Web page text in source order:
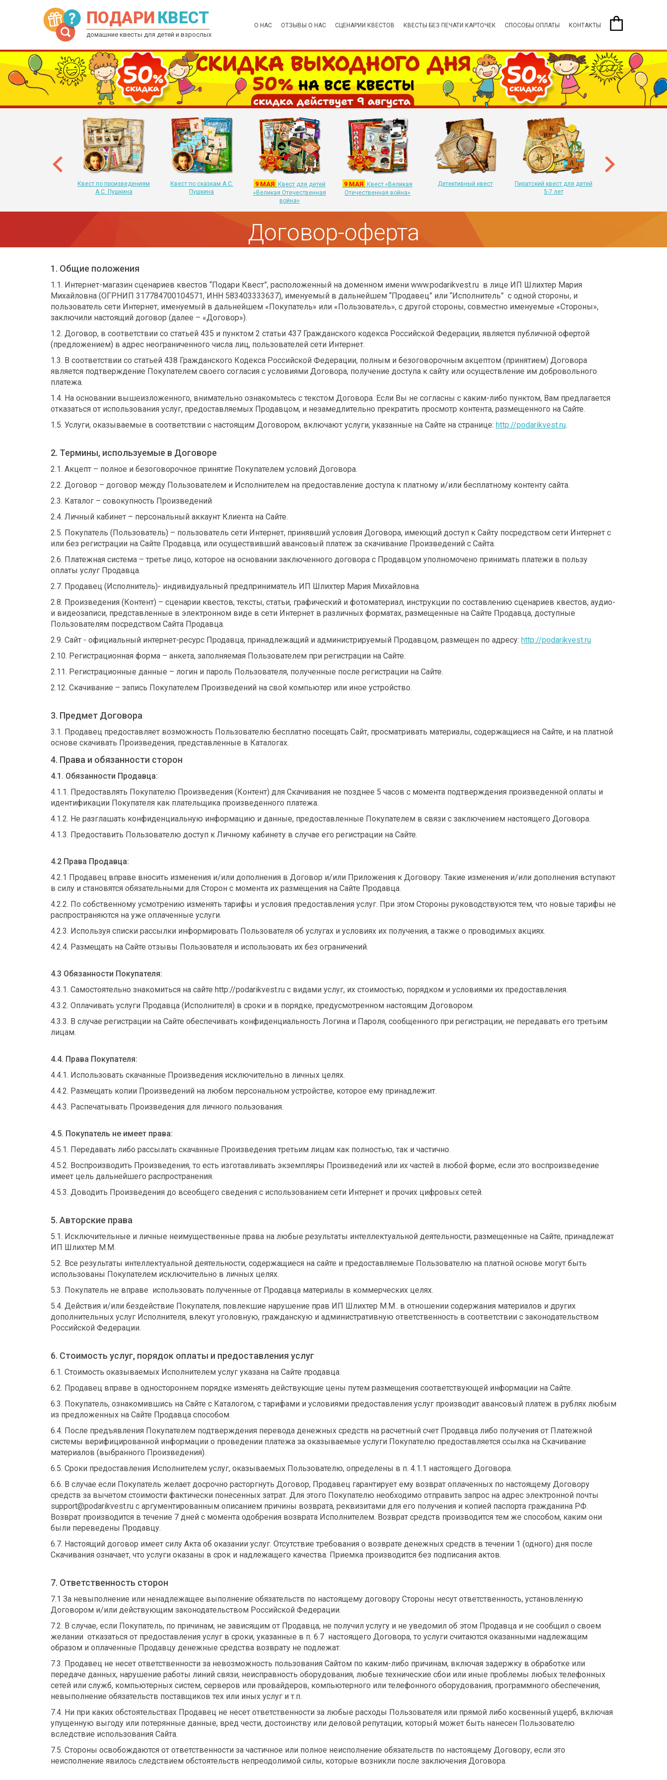
ПОДАРИ КВЕСТ
домашние квесты для детей и взрослых
О НАС ОТЗЫВЫ О НАС СЦЕНАРИИ КВЕСТОВ КВЕСТЫ БЕЗ ПЕЧАТИ КАРТОЧЕК СПОСОБЫ ОПЛАТЫ КОНТАКТЫ
Квест по произведениям
А.С. Пушкина
Квест по сказкам А.С.
Пушкина
9 МАЯ
Квест для детей
«Великая Отечественная
война»
9 МАЯ
Квест «Великая
Отечественная война»
Детективный квест
Пиратский квест для детей
5-7 лет
Договор-оферта
1. Общие положения
1.1. Интернет-магазин сценариев квестов “Подари Квест”, расположенный на доменном имени www.podarikvest.ru в лице ИП Шлихтер Мария
Михайловна (ОГРНИП 317784700104571, ИНН 583403333637), именуемый в дальнейшем “Продавец” или “Исполнитель” с одной стороны, и
пользователь сети Интернет, именуемый в дальнейшем «Покупатель» или «Пользователь», с другой стороны, совместно именуемые «Стороны»,
заключили настоящий договор (далее – «Договор»).
1.2. Договор, в соответствии со статьей 435 и пунктом 2 статьи 437 Гражданского кодекса Российской Федерации, является публичной офертой
(предложением) в адрес неограниченного числа лиц, пользователей сети Интернет.
1.3. В соответствии со статьей 438 Гражданского Кодекса Российской Федерации, полным и безоговорочным акцептом (принятием) Договора
является подтверждение Покупателем своего согласия с условиями Договора, получение доступа к сайту или осуществление им добровольного
платежа.
1.4. На основании вышеизложенного, внимательно ознакомьтесь с текстом Договора. Если Вы не согласны с каким-либо пунктом, Вам предлагается
отказаться от использования услуг, предоставляемых Продавцом, и незамедлительно прекратить просмотр контента, размещенного на Сайте.
1.5. Услуги, оказываемые в соответствии с настоящим Договором, включают услуги, указанные на Сайте на странице: http://podarikvest.ru.
2. Термины, используемые в Договоре
2.1. Акцепт – полное и безоговорочное принятие Покупателем условий Договора.
2.2. Договор – договор между Пользователем и Исполнителем на предоставление доступа к платному и/или бесплатному контенту сайта.
2.3. Каталог – совокупность Произведений
2.4. Личный кабинет – персональный аккаунт Клиента на Сайте.
2.5. Покупатель (Пользователь) – пользователь сети Интернет, принявший условия Договора, имеющий доступ к Сайту посредством сети Интернет с
или без регистрации на Сайте Продавца, или осуществивший авансовый платеж за скачивание Произведений с Сайта.
2.6. Платежная система – третье лицо, которое на основании заключенного договора с Продавцом уполномочено принимать платежи в пользу
оплаты услуг Продавца.
2.7. Продавец (Исполнитель)- индивидуальный предприниматель ИП Шлихтер Мария Михайловна.
2.8. Произведения (Контент) – сценарии квестов, тексты, статьи, графический и фотоматериал, инструкции по составлению сценариев квестов, аудио-
и видеозаписи, представленные в электронном виде в сети Интернет в различных форматах, размещенные на Сайте Продавца, доступные
Пользователям посредством Сайта Продавца.
2.9. Сайт - официальный интернет-ресурс Продавца, принадлежащий и администрируемый Продавцом, размещен по адресу: http://podarikvest.ru
2.10. Регистрационная форма – анкета, заполняемая Пользователем при регистрации на Сайте.
2.11. Регистрационные данные – логин и пароль Пользователя, полученные после регистрации на Сайте.
2.12. Скачивание – запись Покупателем Произведений на свой компьютер или иное устройство.
3. Предмет Договора
3.1. Продавец предоставляет возможность Пользователю бесплатно посещать Сайт, просматривать материалы, содержащиеся на Сайте, и на платной
основе скачивать Произведения, представленные в Каталогах.
4. Права и обязанности сторон
4.1. Обязанности Продавца:
4.1.1. Предоставлять Покупателю Произведения (Контент) для Скачивания не позднее 5 часов с момента подтверждения произведенной оплаты и
идентификации Покупателя как плательщика произведенного платежа.
4.1.2. Не разглашать конфиденциальную информацию и данные, предоставленные Покупателем в связи с заключением настоящего Договора.
4.1.3. Предоставить Пользователю доступ к Личному кабинету в случае его регистрации на Сайте.
4.2 Права Продавца:
4.2.1 Продавец вправе вносить изменения и/или дополнения в Договор и/или Приложения к Договору. Такие изменения и/или дополнения вступают
в силу и становятся обязательными для Сторон с момента их размещения на Сайте Продавца.
4.2.2. По собственному усмотрению изменять тарифы и условия предоставления услуг. При этом Стороны руководствуются тем, что новые тарифы не
распространяются на уже оплаченные услуги.
4.2.3. Используя списки рассылки информировать Пользователя об услугах и условиях их получения, а также о проводимых акциях.
4.2.4. Размещать на Сайте отзывы Пользователя и использовать их без ограничений.
4.3 Обязанности Покупателя:
4.3.1. Самостоятельно знакомиться на сайте http://podarikvest.ru с видами услуг, их стоимостью, порядком и условиями их предоставления.
4.3.2. Оплачивать услуги Продавца (Исполнителя) в сроки и в порядке, предусмотренном настоящим Договором.
4.3.3. В случае регистрации на Сайте обеспечивать конфиденциальность Логина и Пароля, сообщенного при регистрации, не передавать его третьим
лицам.
4.4. Права Покупателя:
4.4.1. Использовать скачанные Произведения исключительно в личных целях.
4.4.2. Размещать копии Произведений на любом персональном устройстве, которое ему принадлежит.
4.4.3. Распечатывать Произведения для личного пользования.
4.5. Покупатель не имеет права:
4.5.1. Передавать либо рассылать скачанные Произведения третьим лицам как полностью, так и частично.
4.5.2. Воспроизводить Произведения, то есть изготавливать экземпляры Произведений или их частей в любой форме, если это воспроизведение
имеет цель дальнейшего распространения.
4.5.3. Доводить Произведения до всеобщего сведения с использованием сети Интернет и прочих цифровых сетей.
5. Авторские права
5.1. Исключительные и личные неимущественные права на любые результаты интеллектуальной деятельности, размещенные на Сайте, принадлежат
ИП Шлихтер М.М.
5.2. Все результаты интеллектуальной деятельности, содержащиеся на сайте и предоставляемые Пользователю на платной основе могут быть
использованы Покупателем исключительно в личных целях.
5.3. Покупатель не вправе использовать полученные от Продавца материалы в коммерческих целях.
5.4. Действия и/или бездействие Покупателя, повлекшие нарушение прав ИП Шлихтер М.М.. в отношении содержания материалов и других
дополнительных услуг Исполнителя, влекут уголовную, гражданскую и административную ответственность в соответствии с законодательством
Российской Федерации.
6. Стоимость услуг, порядок оплаты и предоставления услуг
6.1. Стоимость оказываемых Исполнителем услуг указана на Сайте продавца.
6.2. Продавец вправе в одностороннем порядке изменять действующие цены путем размещения соответствующей информации на Сайте.
6.3. Покупатель, ознакомившись на Сайте с Каталогом, с тарифами и условиями предоставления услуг производит авансовый платеж в рублях любым
из предложенных на Сайте Продавца способом.
6.4. После предъявления Покупателем подтверждения перевода денежных средств на расчетный счет Продавца либо получения от Платежной
системы верифицированной информации о проведении платежа за оказываемые услуги Покупателю предоставляется ссылка на Скачивание
материалов (выбранного Произведения).
6.5. Сроки предоставления Исполнителем услуг, оказываемых Пользователю, определены в п. 4.1.1 настоящего Договора.
6.6. В случае если Покупатель желает досрочно расторгнуть Договор, Продавец гарантирует ему возврат оплаченных по настоящему Договору
средств за вычетом стоимости фактически понесенных затрат. Для этого Покупателю необходимо отправить запрос на адрес электронной почты
support@podarikvest.ru с аргументированным описанием причины возврата, реквизитами для его получения и копией паспорта гражданина РФ.
Возврат производится в течение 7 дней с момента одобрения возврата Исполнителем. Возврат средств производится тем же способом, каким они
были переведены Продавцу.
6.7. Настоящий договор имеет силу Акта об оказании услуг. Отсутствие требования о возврате денежных средств в течении 1 (одного) дня после
Скачивания означает, что услуги оказаны в срок и надлежащего качества. Приемка производится без подписания актов.
7. Ответственность сторон
7.1 За невыполнение или ненадлежащее выполнение обязательств по настоящему договору Стороны несут ответственность, установленную
Договором и/или действующим законодательством Российской Федерации.
7.2. В случае, если Покупатель, по причинам, не зависящим от Продавца, не получил услугу и не уведомил об этом Продавца и не сообщил о своем
желании отказаться от предоставления услуг в сроки, указанные в п. 6.7 настоящего Договора, то услуги считаются оказанными надлежащим
образом и оплаченные Продавцу денежные средства возврату не подлежат.
7.3. Продавец не несет ответственности за невозможность пользования Сайтом по каким-либо причинам, включая задержку в обработке или
передаче данных, нарушение работы линий связи, неисправность оборудования, любые технические сбои или иные проблемы любых телефонных
сетей или служб, компьютерных систем, серверов или провайдеров, компьютерного или телефонного оборудования, программного обеспечения,
невыполнение обязательств поставщиков тех или иных услуг и т.п.
7.4. Ни при каких обстоятельствах Продавец не несет ответственности за любые расходы Пользователя или прямой либо косвенный ущерб, включая
упущенную выгоду или потерянные данные, вред чести, достоинству или деловой репутации, который может быть нанесен Пользователю
вследствие использования Сайта.
7.5. Стороны освобождаются от ответственности за частичное или полное неисполнение обязательств по настоящему Договору, если это
неисполнение явилось следствием обстоятельств непреодолимой силы, которые возникли после заключения Договора.